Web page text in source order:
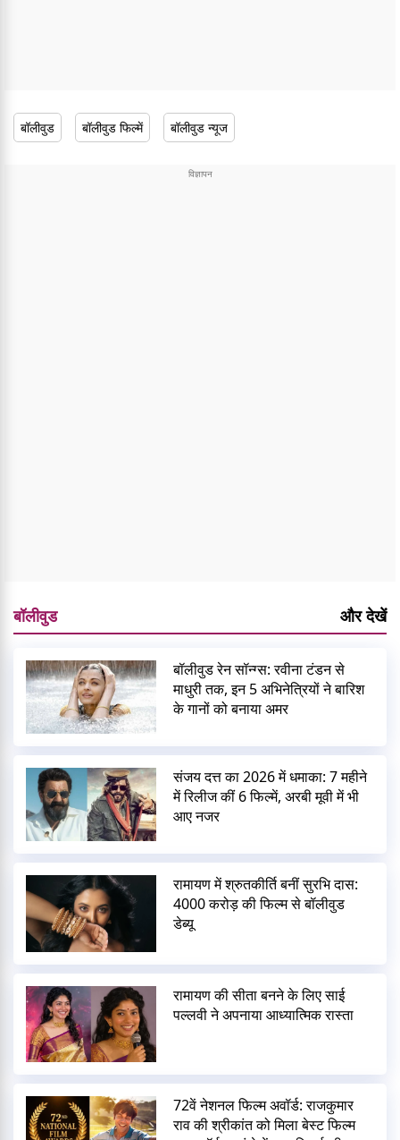
बॉलीवुड बॉलीवुड फिल्में बॉलीवुड न्यूज
बॉलीवुड और देखें
बॉलीवुड रेन सॉन्ग्स: रवीना टंडन से
माधुरी तक, इन 5 अभिनेत्रियों ने बारिश
के गानों को बनाया अमर
संजय दत्त का 2026 में धमाका: 7 महीने
में रिलीज कीं 6 फिल्में, अरबी मूवी में भी
आए नजर
रामायण में श्रुतकीर्ति बनीं सुरभि दास:
4000 करोड़ की फिल्म से बॉलीवुड
डेब्यू
रामायण की सीता बनने के लिए साई
पल्लवी ने अपनाया आध्यात्मिक रास्ता
72वें नेशनल फिल्म अवॉर्ड: राजकुमार
राव की श्रीकांत को मिला बेस्ट फिल्म